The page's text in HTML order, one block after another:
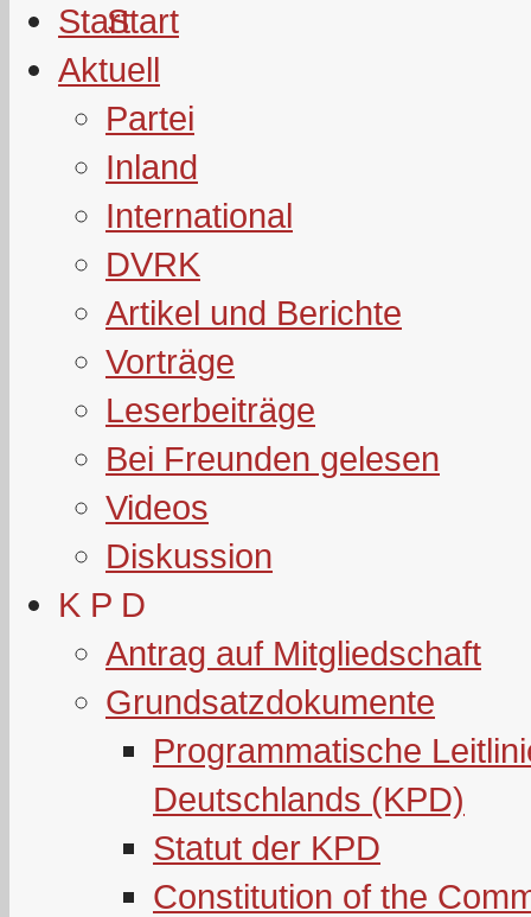
Start
Aktuell
Partei
Inland
International
DVRK
Artikel und Berichte
Vorträge
Leserbeiträge
Bei Freunden gelesen
Videos
Diskussion
K P D
Antrag auf Mitgliedschaft
Grundsatzdokumente
Programmatische
Deutschlands (KPD)
Statut der KPD
Constitution of the